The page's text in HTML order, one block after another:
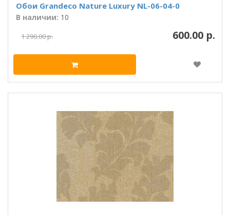
Обои Grandeco Nature Luxury NL-06-04-0
В наличии: 10
600.00 р.
1 290.00 р.